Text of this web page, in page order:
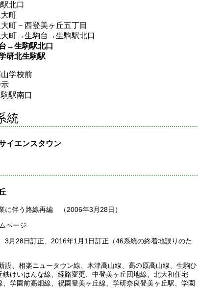
北口
町
町－西登美ヶ丘五丁目
町→生駒台→生駒駅北口
→生駒駅北口
研北生駒駅
学校前
駅南口
統
イエンスタウン
に伴う路線再編 （2006年3月28日）
ページ
3月28日訂正、2016年1月1日訂正（46系統の終着地誤りのた
設 相楽ニュータウン線 木津高山線 高の原高山線
生駒ひ
鉄けいはんな線 経路変更 中登美ヶ丘団地線
北大和住宅
学園前高畑線 祝園登美ヶ丘線 学研奈良登美ヶ丘駅
学園